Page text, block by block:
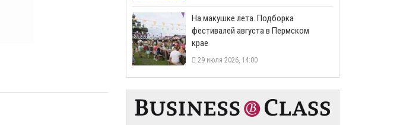
На макушке лета. Подборка
фестивалей августа в Пермском
крае
29 июля 2026, 14:00